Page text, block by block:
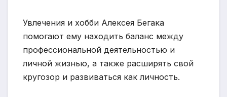
Увлечения и хобби Алексея Бегака
помогают ему находить баланс между
профессиональной деятельностью и
личной жизнью, а также расширять свой
кругозор и развиваться как личность.